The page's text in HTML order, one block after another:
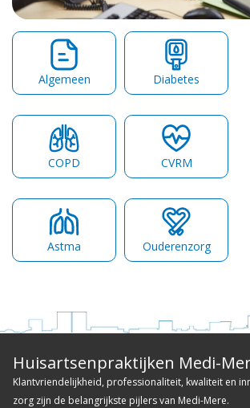
Algemeen Diabetes
COPD CVRM
Astma Ouderenzorg
Huisartsenpraktijken Medi-
Klantvriendelijkheid, professionaliteit, kwaliteit en
zorg zijn de belangrijkste pijlers van Medi-Mere.